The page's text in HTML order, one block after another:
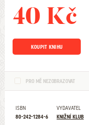
40 Kč
KOUPIT KNIHU
PRO MĚ NEZOBRAZOVAT
ISBN
80-242-1284-6
VYDAVATEL
KNIŽNÍ KLUB